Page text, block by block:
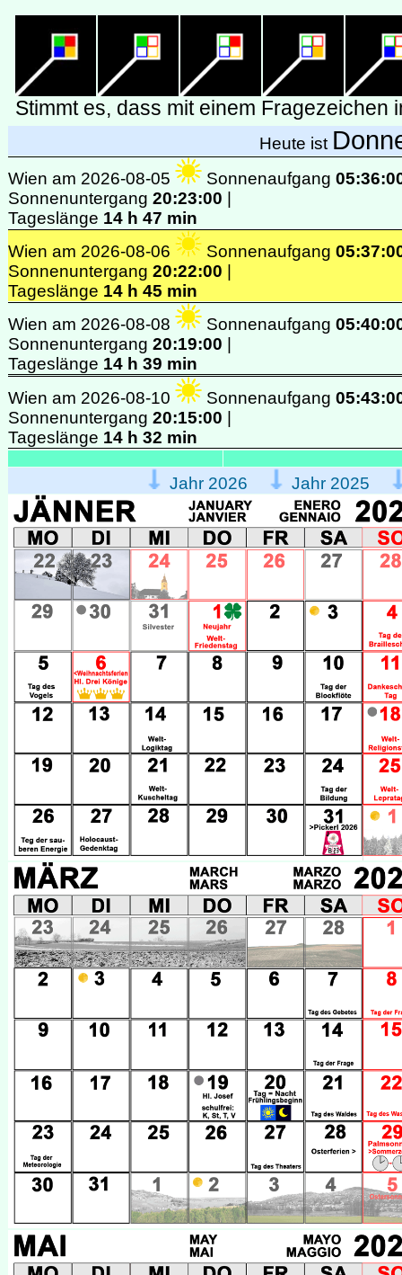
Heute ist
Wien am 2026-08-05 Sonnenaufgang
Sonnenuntergang 20:23:00
Tageslänge 14 h 47 min
Wien am 2026-08-06
Sonnenaufgang
Sonnenuntergang 20:22:00
Tageslänge 14 h 45 min
Wien am 2026-08-08
Sonnenaufgang
Sonnenuntergang 20:19:00
Tageslänge 14 h 39 min
Wien am 2026-08-10
Sonnenaufgang
Sonnenuntergang 20:15:00
Tageslänge 14 h 32 min
Jahr 2026 Jahr 2025